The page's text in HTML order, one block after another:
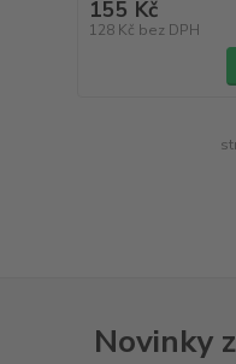
155 Kč
128 Kč bez DPH
Novinky